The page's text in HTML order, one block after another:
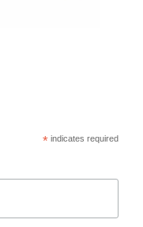
*indicates required